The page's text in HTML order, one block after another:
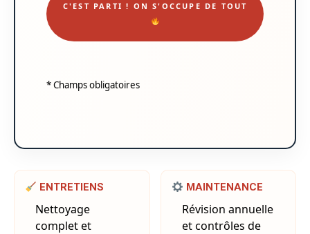
* Champs obligatoires
ENTRETIENS
Nettoyage
complet et
MAINTENANCE
Révision annuelle
et contrôles de